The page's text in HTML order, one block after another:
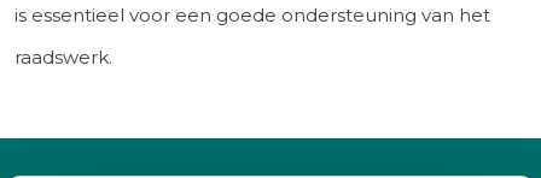
is essentieel voor een goede ondersteuning van het
raadswerk.